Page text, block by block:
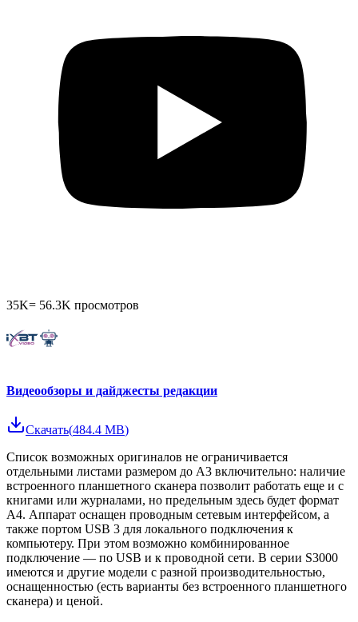
35K= 56.3K просмотров
Видеообзоры и дайджесты редакции
Скачать(484.4 MB)
Список возможных оригиналов не ограничивается
отдельными листами размером до А3 включительно: наличие
встроенного планшетного сканера позволит работать еще и с
книгами или журналами, но предельным здесь будет формат
А4. Аппарат оснащен проводным сетевым интерфейсом, а
также портом USB 3 для локального подключения к
компьютеру. При этом возможно комбинированное
подключение — по USB и к проводной сети. В серии S3000
имеются и другие модели с разной производительностью,
оснащенностью (есть варианты без встроенного планшетного
сканера) и ценой.